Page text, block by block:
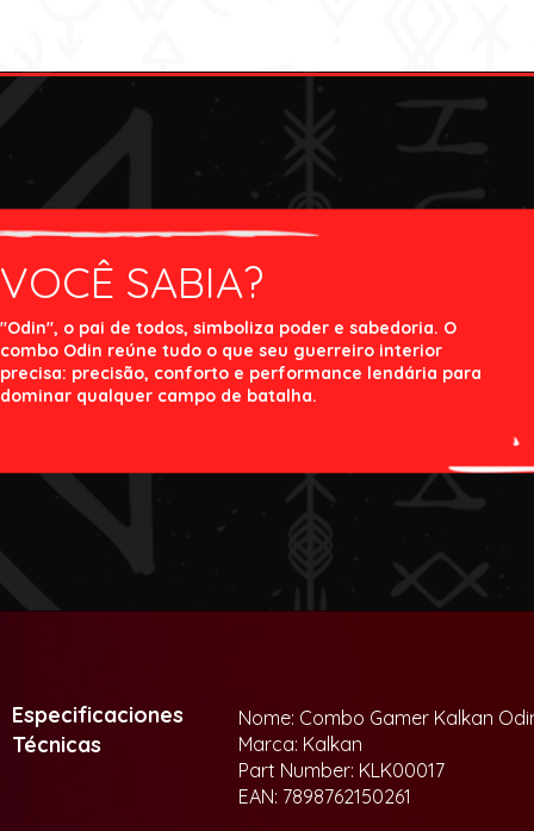
VOCÊ SABIA?
"Odin", o pai de todos, simboliza poder e sabedoria. O
combo Odin reúne tudo o que seu guerreiro interior
precisa: precisão, conforto e performance lendária para
dominar qualquer campo de batalha.
Especificaciones
Técnicas
Nome: Combo Gamer Kalkan
Marca: Kalkan
Part Number: KLK00017
EAN: 7898762150261